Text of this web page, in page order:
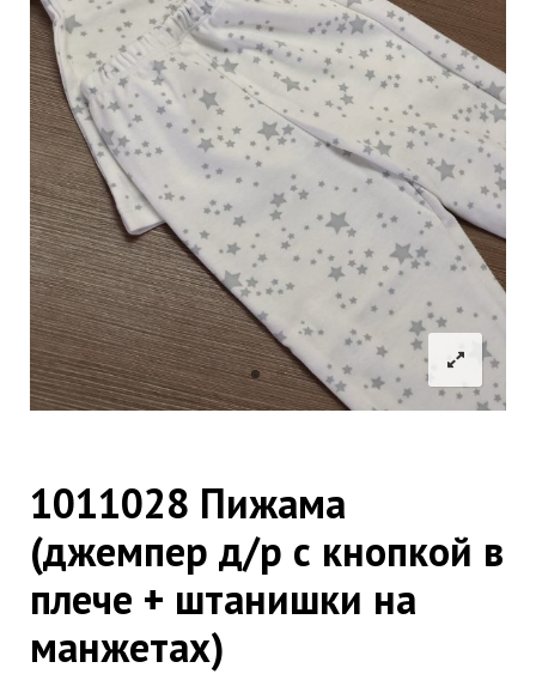
1011028 Пижама
(джемпер д/р с кнопкой в
плече + штанишки на
манжетах)